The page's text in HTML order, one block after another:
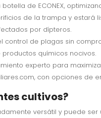
de ECONEX,
de la trampa y estará
por dípteros.
control de plagas sin
químicos nocivos.
experto para
con opciones de
cultivos?
versátil y puede